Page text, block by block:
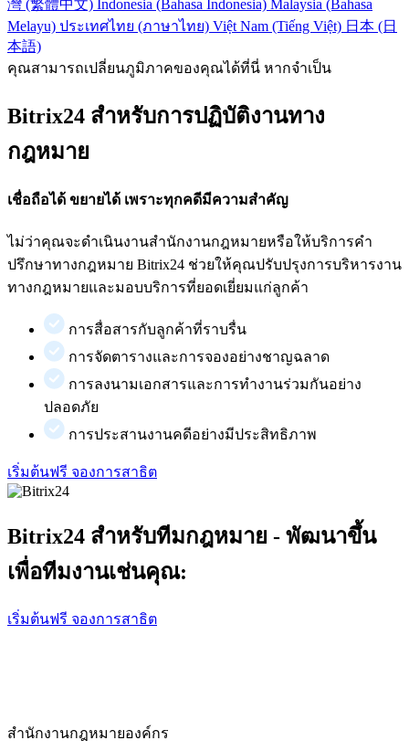
灣 (繁體中文) Indonesia (Bahasa Indonesia) Malaysia (Bahasa
Melayu) ประเทศไทย (ภาษาไทย) Việt Nam (Tiếng Việt) 日本 (日
本語)
คุณสามารถเปลี่ยนภูมิภาคของคุณได้ที่นี่ หากจำเป็น
Bitrix24 สำหรับการปฏิบัติงานทาง
กฎหมาย
เชื่อถือได้ ขยายได้ เพราะทุกคดีมีความสำคัญ
ไม่ว่าคุณจะดำเนินงานสำนักงานกฎหมายหรือให้บริการคำ
ปรึกษาทางกฎหมาย Bitrix24 ช่วยให้คุณปรับปรุงการบริหารงาน
ทางกฎหมายและมอบบริการที่ยอดเยี่ยมแก่ลูกค้า
การสื่อสารกับลูกค้าที่ราบรื่น
การจัดตารางและการจองอย่างชาญฉลาด
การลงนามเอกสารและการทำงานร่วมกันอย่าง
ปลอดภัย
การประสานงานคดีอย่างมีประสิทธิภาพ
เริ่มต้นฟรี จองการสาธิต
Bitrix24 สำหรับทีมกฎหมาย - พัฒนาขึ้น
เพื่อทีมงานเช่นคุณ:
เริ่มต้นฟรี จองการสาธิต
สำนักงานกฎหมายองค์กร